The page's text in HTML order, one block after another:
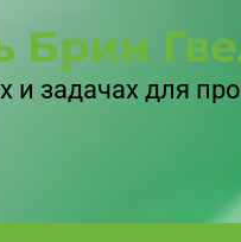
Брин
и задачах для